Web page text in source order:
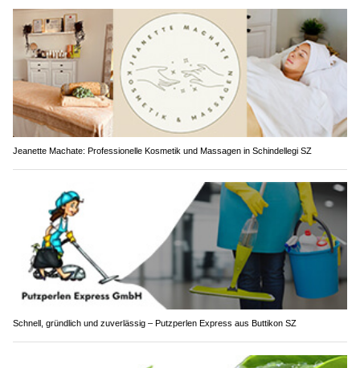
Jeanette Machate: Professionelle Kosmetik und Massagen in Schindellegi SZ
Schnell, gründlich und zuverlässig – Putzperlen Express aus Buttikon SZ